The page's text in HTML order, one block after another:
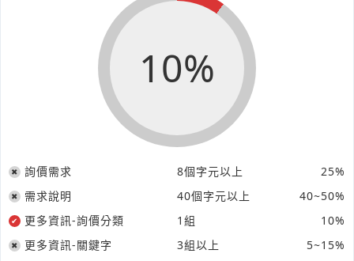
10%
詢價需求 8個字元以上
25%
需求說明
40個字元以上
40~50%
更多資訊-詢價分類
1組
10%
更多資訊-關鍵字
3組以上 5~15%